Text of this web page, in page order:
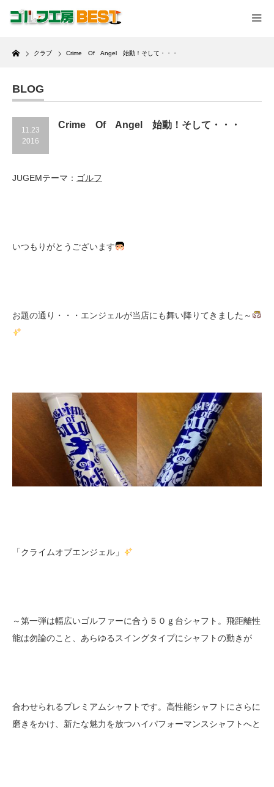
Home
クラブ Crime Of Angel 始動！そして・・・
BLOG
11.23
2016
Crime Of Angel 始動！そして・・・
JUGEMテーマ： ゴルフ
いつもりがとうございます
お題の通り・・・エンジェルが当店にも舞い降りてきました～
「クライムオブエンジェル」
～第一弾は幅広いゴルファーに合う５０ｇ台シャフト。飛距離性
能は勿論のこと、あらゆるスイングタイプにシャフトの動きが
合わせられるプレミアムシャフトです。高性能シャフトにさらに
磨きをかけ、新たな魅力を放つハイパフォーマンスシャフトへと